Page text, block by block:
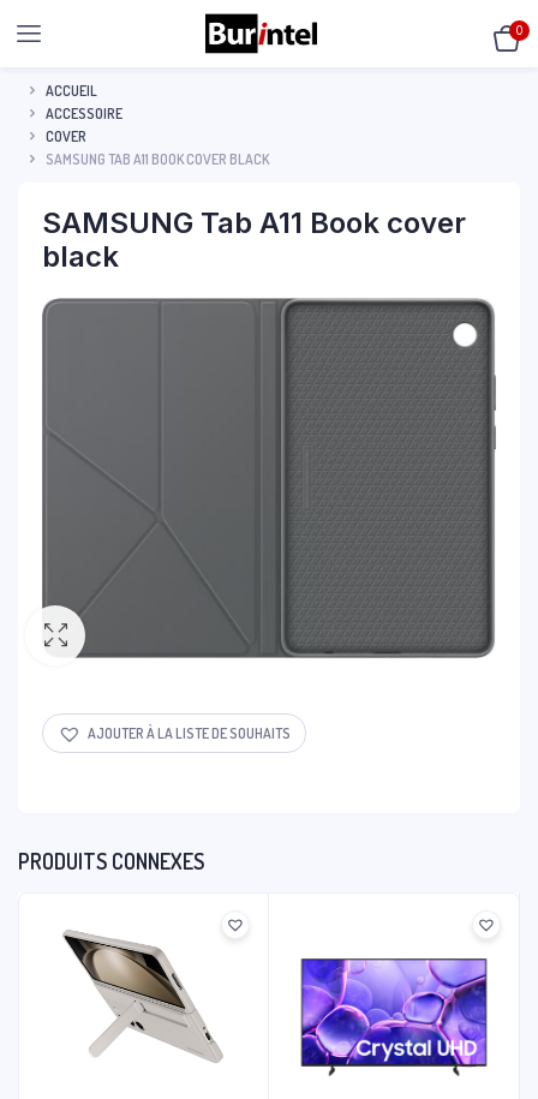
0
ACCUEIL
ACCESSOIRE
COVER
SAMSUNG TAB A11 BOOK COVER BLACK
SAMSUNG Tab A11 Book cover
black
AJOUTER À LA LISTE DE SOUHAITS
PRODUITS CONNEXES